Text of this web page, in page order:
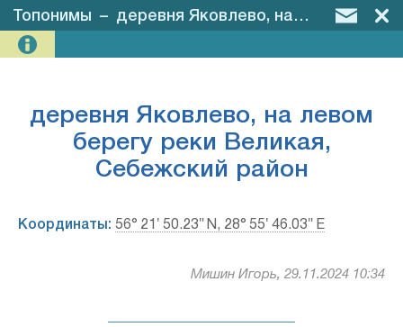
Топонимы – деревня Яковлево, на левом берегу реки Великая, Себежский район
деревня Яковлево, на левом
берегу реки Великая,
Себежский район
Координаты: 56° 21′ 50.23″ N, 28° 55′ 46.03″ E
Мишин Игорь, 29.11.2024 10:34